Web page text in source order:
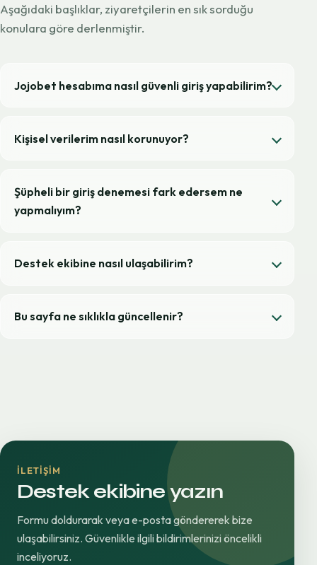
Aşağıdaki başlıklar, ziyaretçilerin en sık sorduğu
konulara göre derlenmiştir.
Jojobet hesabıma nasıl güvenli giriş yapabilirim?
Kişisel verilerim nasıl korunuyor?
Şüpheli bir giriş denemesi fark edersem ne
yapmalıyım?
Destek ekibine nasıl ulaşabilirim?
Bu sayfa ne sıklıkla güncellenir?
İLETIŞIM
Destek ekibine yazın
Formu doldurarak veya e-posta göndererek bize
ulaşabilirsiniz. Güvenlikle ilgili bildirimlerinizi öncelikli
inceliyoruz.